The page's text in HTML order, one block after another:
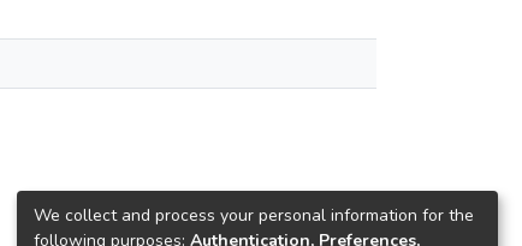
We collect and process your personal information for the
following purposes: Authentication, Preferences,